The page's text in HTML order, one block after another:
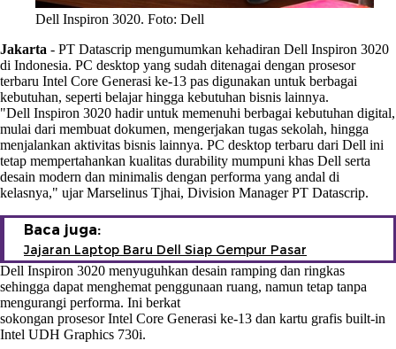
Dell Inspiron 3020. Foto: Dell
Jakarta - PT Datascrip mengumumkan kehadiran Dell Inspiron 3020
di Indonesia. PC desktop yang sudah ditenagai dengan prosesor
terbaru Intel Core Generasi ke-13 pas digunakan untuk berbagai
kebutuhan, seperti belajar hingga kebutuhan bisnis lainnya.
"Dell Inspiron 3020 hadir untuk memenuhi berbagai kebutuhan digital,
mulai dari membuat dokumen, mengerjakan tugas sekolah, hingga
menjalankan aktivitas bisnis lainnya. PC desktop terbaru dari Dell ini
tetap mempertahankan kualitas durability mumpuni khas Dell serta
desain modern dan minimalis dengan performa yang andal di
kelasnya," ujar Marselinus Tjhai, Division Manager PT Datascrip.
Baca juga:
Jajaran Laptop Baru Dell Siap Gempur Pasar
Dell Inspiron 3020 menyuguhkan desain ramping dan ringkas
sehingga dapat menghemat penggunaan ruang, namun tetap tanpa
mengurangi performa. Ini berkat
sokongan prosesor Intel Core Generasi ke-13 dan kartu grafis built-in
Intel UDH Graphics 730i.